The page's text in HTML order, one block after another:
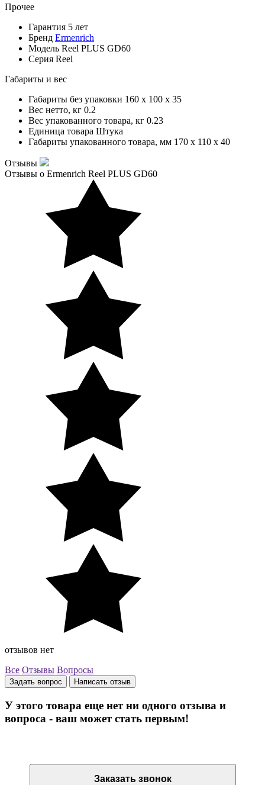
Прочее
Гарантия 5 лет
Бренд Ermenrich
Модель Reel PLUS GD60
Серия Reel
Габариты и вес
Габариты без упаковки 160 x 100 x 35
Вес нетто, кг 0.2
Вес упакованного товара, кг 0.23
Единица товара Штука
Габариты упакованного товара, мм 170 x 110 x 40
Отзывы
Отзывы о Ermenrich Reel PLUS GD60
отзывов нет
Все Отзывы Вопросы
Задать вопрос Написать отзыв
У этого товара еще нет ни одного отзыва и
вопроса - ваш может стать первым!
Заказать звонок